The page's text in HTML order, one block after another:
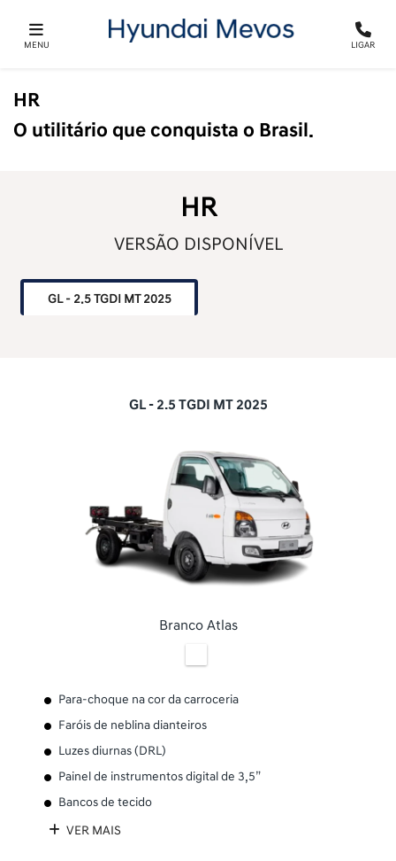
MENU LIGAR
HR
O utilitário que conquista o Brasil.
HR
VERSÃO DISPONÍVEL
GL - 2.5 TGDI MT 2025
GL - 2.5 TGDI MT 2025
Branco Atlas
Para-choque na cor da carroceria
Faróis de neblina dianteiros
Luzes diurnas (DRL)
Painel de instrumentos digital de 3,5”
Bancos de tecido
VER MAIS